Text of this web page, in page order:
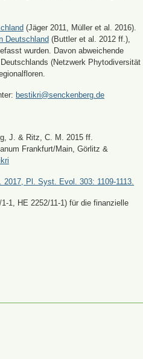
(Jäger 2011, Müller et al. 2016).
Deutschland (Buttler et al. 2012 ff.),
wurden. Davon abweichende
(Netzwerk Phytodiversität
bestikri@senckenberg.de
J. & Ritz, C. M. 2015 ff.
Frankfurt/Main, Görlitz &
2017, Pl. Syst. Evol. 303: 1109-1113.
1, HE 2252/11-1) für die finanzielle